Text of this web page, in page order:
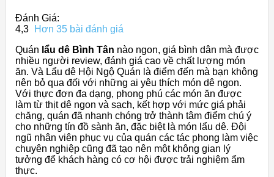
Đánh Giá:
4,3
Hơn 35 bài đánh giá
Quán lẩu dê Bình Tân nào ngon, giá bình dân mà được
nhiều người review, đánh giá cao về chất lượng món
ăn. Và Lẩu dê Hội Ngộ Quán là điểm đến mà bạn không
nên bỏ qua đối với những ai yêu thích món dê ngon.
Với thực đơn đa dạng, phong phú các món ăn được
làm từ thịt dê ngon và sạch, kết hợp với mức giá phải
chăng, quán đã nhanh chóng trở thành tâm điểm chú ý
cho những tín đồ sành ăn, đặc biệt là món lẩu dê. Đội
ngũ nhân viên phục vụ của quán các tác phong làm việc
chuyên nghiệp cũng đã tạo nên một không gian lý
tưởng để khách hàng có cơ hội được trải nghiệm ẩm
thực.